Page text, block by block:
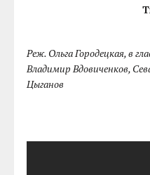
Реж. Ольга Городецкая, в
Владимир Вдовиченков,
Цыганов